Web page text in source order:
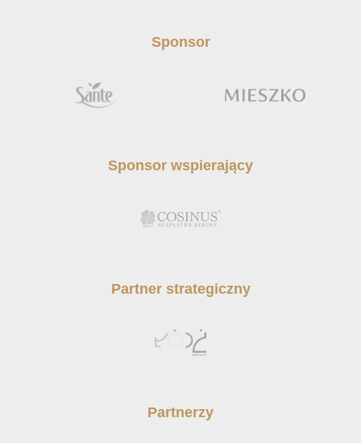
Sponsor
Sponsor wspierający
Partner strategiczny
Partnerzy